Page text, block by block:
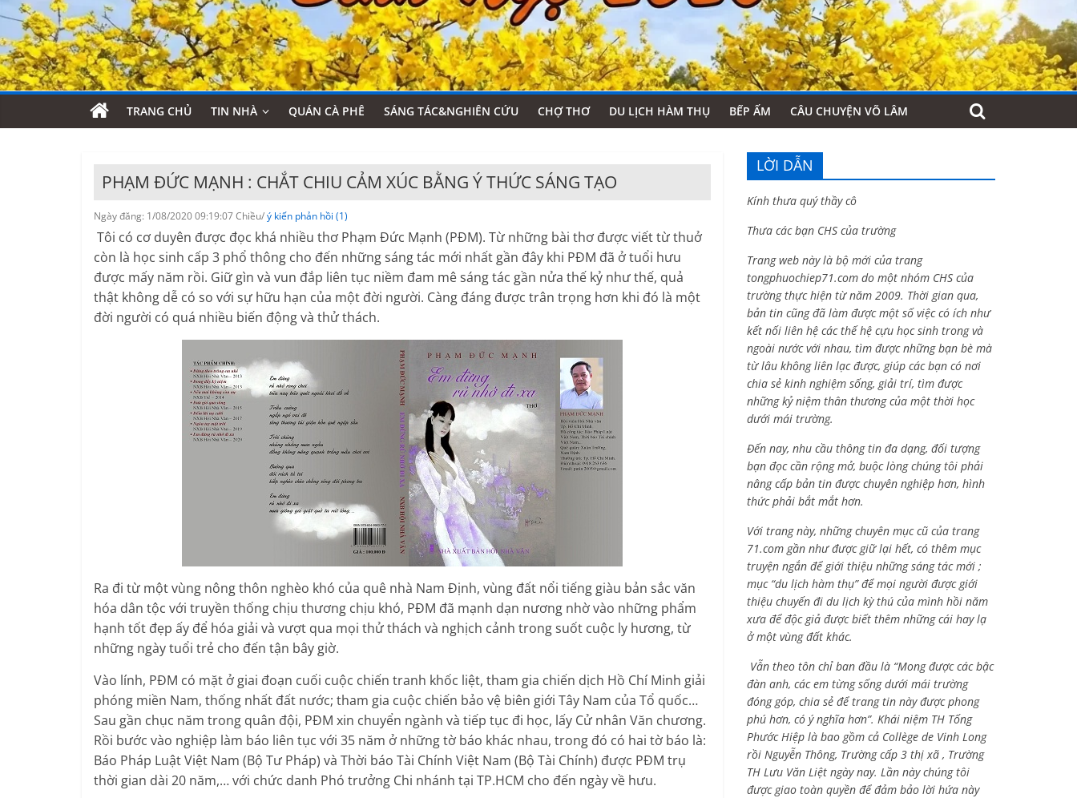
TRANG CHỦ TIN NHÀ QUÁN CÀ PHÊ SÁNG TÁC&NGHIÊN CỨU CHỢ THƠ DU LỊCH HÀM THỤ BẾP ẤM CÂU CHUYỆN VÕ LÂM
PHẠM ĐỨC MẠNH : CHẮT CHIU CẢM XÚC BẰNG Ý THỨC SÁNG TẠO
Ngày đăng: 1/08/2020 09:19:07 Chiều/ý kiến phản hồi (1)
Tôi có cơ duyên được đọc khá nhiều thơ Phạm Đức Mạnh (PĐM). Từ những bài thơ được viết từ thuở
còn là học sinh cấp 3 phổ thông cho đến những sáng tác mới nhất gần đây khi PĐM đã ở tuổi hưu
được mấy năm rồi. Giữ gìn và vun đắp liên tục niềm đam mê sáng tác gần nửa thế kỷ như thế, quả
thật không dễ có so với sự hữu hạn của một đời người. Càng đáng được trân trọng hơn khi đó là một
đời người có quá nhiều biến động và thử thách.
Ra đi từ một vùng nông thôn nghèo khó của quê nhà Nam Định, vùng đất nổi tiếng giàu bản sắc văn
hóa dân tộc với truyền thống chịu thương chịu khó, PĐM đã mạnh dạn nương nhờ vào những phẩm
hạnh tốt đẹp ấy để hóa giải và vượt qua mọi thử thách và nghịch cảnh trong suốt cuộc ly hương, từ
những ngày tuổi trẻ cho đến tận bây giờ.
Vào lính, PĐM có mặt ở giai đoạn cuối cuộc chiến tranh khốc liệt, tham gia chiến dịch Hồ Chí Minh giải
phóng miền Nam, thống nhất đất nước; tham gia cuộc chiến bảo vệ biên giới Tây Nam của Tổ quốc…
Sau gần chục năm trong quân đội, PĐM xin chuyển ngành và tiếp tục đi học, lấy Cử nhân Văn chương.
Rồi bước vào nghiệp làm báo liên tục với 35 năm ở những tờ báo khác nhau, trong đó có hai tờ báo là:
Báo Pháp Luật Việt Nam (Bộ Tư Pháp) và Thời báo Tài Chính Việt Nam (Bộ Tài Chính) được PĐM trụ
thời gian dài 20 năm,… với chức danh Phó trưởng Chi nhánh tại TP.HCM cho đến ngày về hưu.
LỜI DẪN
Kính thưa quý thầy cô
Thưa các bạn CHS của trường
Trang web này là bộ mới của trang
tongphuochiep71.com do một nhóm CHS của
trường thực hiện từ năm 2009. Thời gian qua,
bản tin cũng đã làm được một số việc có ích như
kết nối liên hệ các thế hệ cựu học sinh trong và
ngoài nước với nhau, tìm được những bạn bè mà
từ lâu không liên lạc được, giúp các bạn có nơi
chia sẻ kinh nghiệm sống, giải trí, tìm được
những kỷ niệm thân thương của một thời học
dưới mái trường.
Đến nay, nhu cầu thông tin đa dạng, đối tượng
bạn đọc cần rộng mở, buộc lòng chúng tôi phải
nâng cấp bản tin được chuyên nghiệp hơn, hình
thức phải bắt mắt hơn.
Với trang này, những chuyên mục cũ của trang
71.com gần như được giữ lại hết, có thêm mục
truyện ngắn để giới thiệu những sáng tác mới ;
mục “du lịch hàm thụ” để mọi người được giới
thiệu chuyến đi du lịch kỳ thú của mình hồi năm
xưa để độc giả được biết thêm những cái hay lạ
ở một vùng đất khác.
Vẫn theo tôn chỉ ban đầu là “Mong được các bậc
đàn anh, các em từng sống dưới mái trường
đóng góp, chia sẻ để trang tin này được phong
phú hơn, có ý nghĩa hơn”. Khái niệm TH Tống
Phước Hiệp là bao gồm cả Collège de Vinh Long
rồi Nguyễn Thông, Trường cấp 3 thị xã , Trường
TH Lưu Văn Liệt ngày nay. Lần này chúng tôi
được giao toàn quyền để đảm bảo lời hứa này